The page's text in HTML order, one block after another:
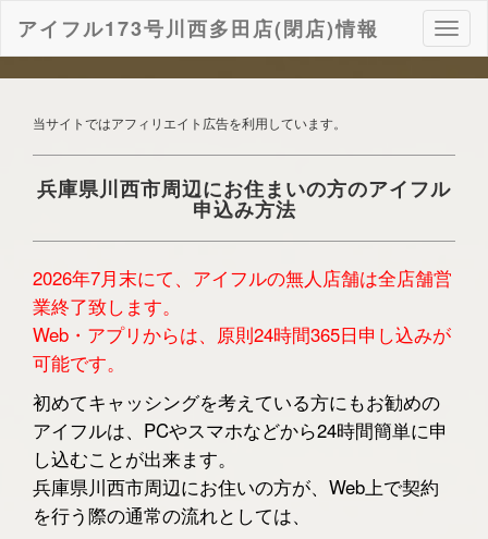
ナ
ビ
ゲ
ン
アイフル173号川西多田店(閉店)情報
当サイトではアフィリエイト広告を利用しています。
兵庫県川西市周辺にお住まいの方のアイフル
申込み方法
2026年7月末にて、アイフルの無人店舗は全店舗営
業終了致します。
Web・アプリからは、原則24時間365日申し込みが
可能です。
初めてキャッシングを考えている方にもお勧めの
アイフルは、PCやスマホなどから24時間簡単に申
し込むことが出来ます。
兵庫県川西市周辺にお住いの方が、Web上で契約
を行う際の通常の流れとしては、